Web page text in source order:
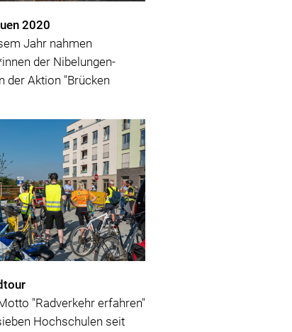
2020
Jahr nahmen
der Nibelungen-
der Aktion "Brücken
"Radverkehr erfahren"
Hochschulen seit